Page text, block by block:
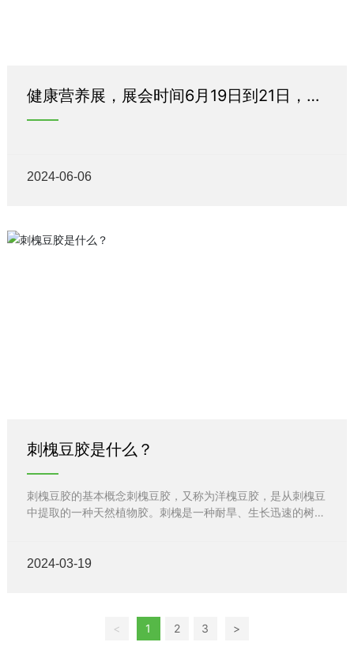
健康营养展，展会时间6月19日到21日，地
址在上海国际会展中心，展馆号3A85
2024-06-06
刺槐豆胶是什么？
刺槐豆胶的基本概念刺槐豆胶，又称为洋槐豆胶，是从刺槐豆
中提取的一种天然植物胶。刺槐是一种耐旱、生长迅速的树
点，被广泛应用于各个领域。
2024-03-19
< 1 2 3 >